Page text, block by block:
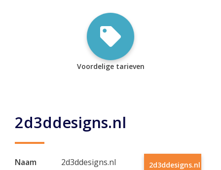
Voordelige tarieven
2d3ddesigns.nl
Naam 2d3ddesigns.nl 2d3ddesigns.nl